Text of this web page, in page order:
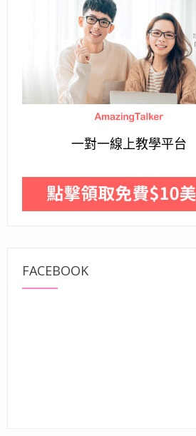
一對一線上教學平台
FACEBOOK